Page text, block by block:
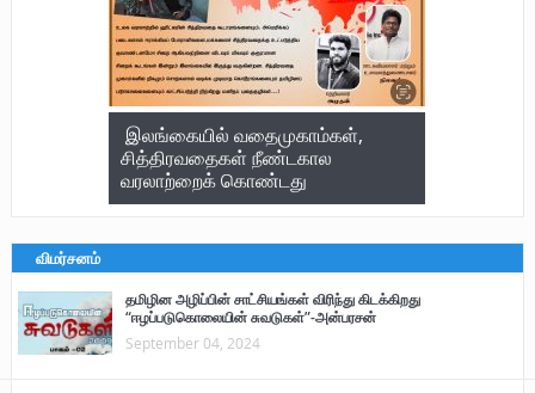
இலங்கையில் வதைமுகாம்கள்,
சித்திரவதைகள் நீண்டகால
வரலாற்றைக் கொண்டது
விமர்சனம்
தமிழின அழிப்பின் சாட்சியங்கள் விரிந்து கிடக்கிறது
“ஈழப்படுகொலையின் சுவடுகள்”-அன்பரசன்
September 04, 2024